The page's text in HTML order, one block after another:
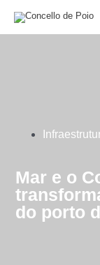
contenido
Mar e o
do porto